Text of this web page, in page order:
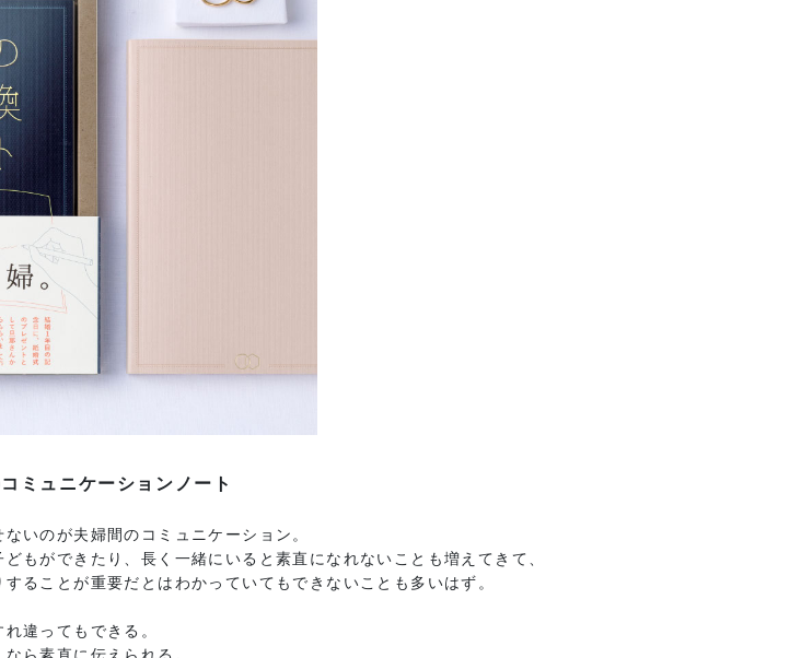
ミュニケーションノート
いのが夫婦間のコミュニケーション。
もができたり、長く一緒にいると素直になれないことも増えてきて、
ることが重要だとはわかっていてもできないことも多いはず。
違ってもできる。
ら素直に伝えられる。